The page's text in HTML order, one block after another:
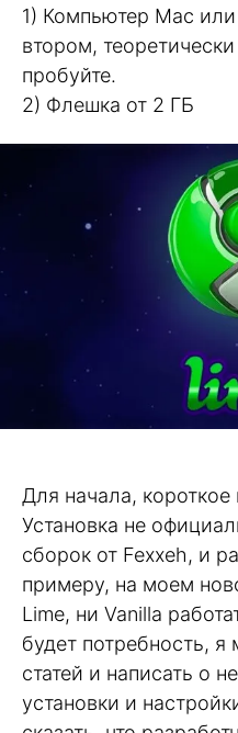
1) Компьютер Mac
втором,
пробуйте.
2) Флешка от 2 ГБ
Для начала,
Установка не
сборок от Fexxeh, и
примеру, на моем
Lime, ни Vanilla
будет потребность,
статей и написать о
установки и